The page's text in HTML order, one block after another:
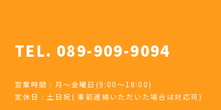
TEL. 089-909-9094
営業時間 : 月～金曜日(9:00～18:00)
定休日 : 土日祝( 事前連絡いただいた場合は対応可)